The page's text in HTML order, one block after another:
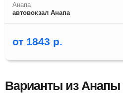
Анапа
автовокзал Анапа
от 1843 р.
Варианты из Анапы